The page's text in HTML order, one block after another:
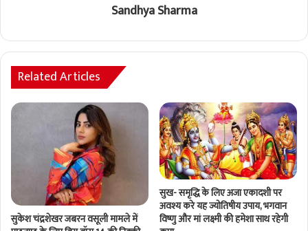
Sandhya Sharma
Related Articles
सुकेश चंद्रशेखर जबरन वसूली मामले में
सुख- समृद्धि के लिए अजा एकादशी पर
अवश्य करे यह ज्योतिषीय उपाय, भगवान
विष्णु और मां लक्ष्मी की हमेशा साथ रहेगी